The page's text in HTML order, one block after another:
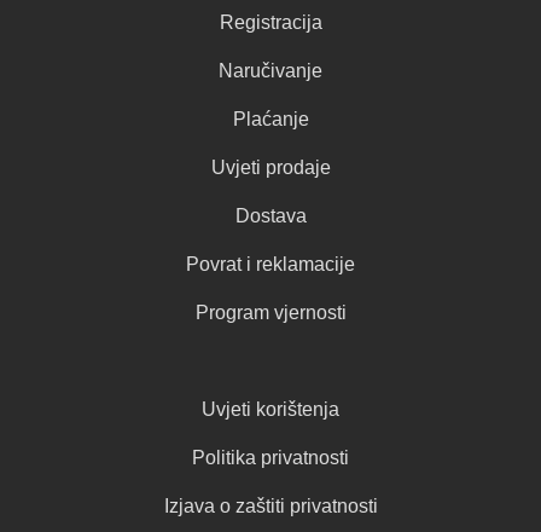
Registracija
Naručivanje
Plaćanje
Uvjeti prodaje
Dostava
Povrat i reklamacije
Program vjernosti
Uvjeti korištenja
Politika privatnosti
Izjava o zaštiti privatnosti